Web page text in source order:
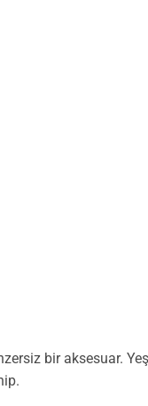
bir aksesuar.